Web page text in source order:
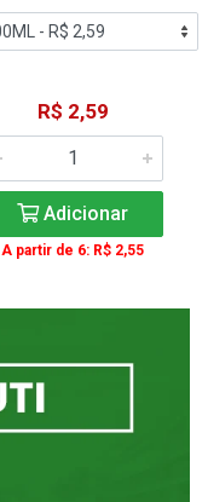
R$ 2,59
Adicionar
A partir de 6: R$ 2,55